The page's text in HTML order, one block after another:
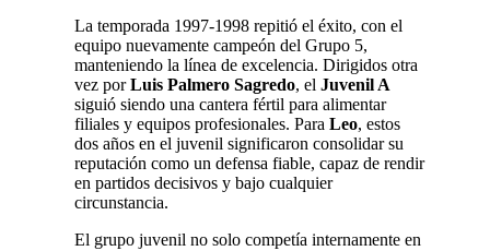
La temporada 1997-1998 repitió el éxito, con el
equipo nuevamente campeón del Grupo 5,
manteniendo la línea de excelencia. Dirigidos otra
vez porLuis Palmero Sagredo, el Juvenil A
siguió siendo una cantera fértil para alimentar
filiales y equipos profesionales. Para Leo, estos
dos años en el juvenil significaron consolidar su
reputación como un defensa fiable, capaz de rendir
en partidos decisivos y bajo cualquier
circunstancia.
El grupo juvenil no solo competía internamente en